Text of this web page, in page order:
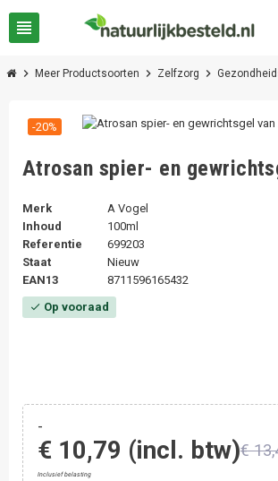
view_headline
chevron_right Meer Productsoorten chevron_right Zelfzorg chevron_right
-20%
Atrosan spier- en
Merk
A Vogel
Inhoud
100ml
Referentie
699203
Staat
Nieuw
EAN13
8711596165432
check Op vooraad
-
€ 10,79 (incl. btw)€
Inclusief belasting